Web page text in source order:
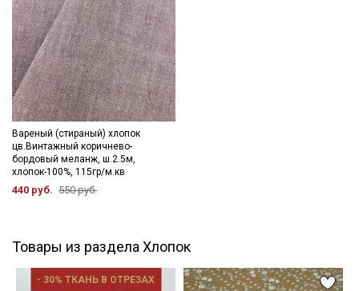
Вареный (стираный) хлопок
цв.Винтажный коричнево-
бордовый меланж, ш.2.5м,
хлопок-100%, 115гр/м.кв
440 руб. 550 руб.
Товары из раздела Хлопок
- 30% ТКАНЬ В ОТРЕЗАХ